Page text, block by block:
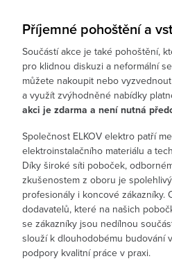
Příjemné pohoštění a
Součástí akce je také pohoštění,
pro klidnou diskuzi a neformální
můžete nakoupit nebo
a využít zvýhodněné nabídky
akci je zdarma a není nutná
Společnost ELKOV elektro patří
elektroinstalačního materiálu a
Díky široké síti poboček,
zkušenostem z oboru je
profesionály i koncové zákazníky.
dodavatelů, které na našich
se zákazníky jsou nedílnou
slouží k dlouhodobému budování
podpory kvalitní práce v praxi.